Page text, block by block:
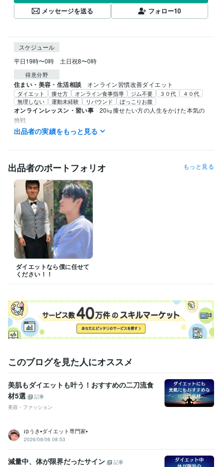
メッセージを送る フォロー10
スケジュール
平日19時〜0時　土日祝8〜0時
得意分野
住まい・美容・生活相談 オンライン習慣改善ダイエット
ダイエット 痩せ方 オンライン食事指導 ジム不要 ３０代
４０代
無理しない
運動未経験 リバウンド ぽっこりお腹
オンラインレッスン・習い事
20㎏痩せたい方の人生をかけた本気の
挑戦
ダイエット 20㎏ダイエット 理想の体型
ジムトレーニング
減量 オンライン習慣改善
出品者の実績をもっと見る
出品者のポートフォリオ もっと見る
ダイエットなら僕に任せて
ください！！
このブログを見た人にオススメ
美肌もダイエットも叶う！おすすめの二刀流食
材5選
記事
美容・ファッション
ゆうき▪️ダイエット専門家▪️
2026/08/06 08:53
減量中、体が限界だったサイン
記事